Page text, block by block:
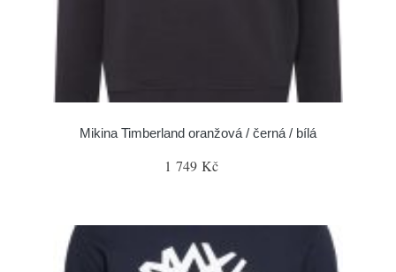
Mikina Timberland oranžová / černá / bílá
1 749 Kč